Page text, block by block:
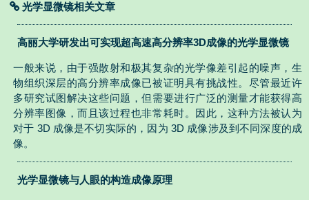
光学显微镜相关文章
高丽大学研发出可实现超高速高分辨率3D成像的光学显微镜
一般来说，由于强散射和极其复杂的光学像差引起的噪声，生
物组织深层的高分辨率成像已被证明具有挑战性。尽管最近许
多研究试图解决这些问题，但需要进行广泛的测量才能获得高
分辨率图像，而且该过程也非常耗时。因此，这种方法被认为
对于 3D 成像是不切实际的，因为 3D 成像涉及到不同深度的成
像。
光学显微镜与人眼的构造成像原理